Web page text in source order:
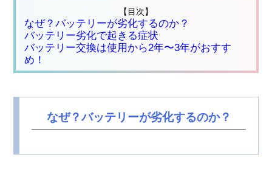
【目次】
なぜ？バッテリーが劣化するのか？
バッテリー劣化で起きる症状
バッテリー交換は使用から2年〜3年がおすす
め！
なぜ？バッテリーが劣化するのか？